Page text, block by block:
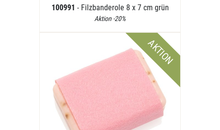
100991 - Filzbanderole 8 x 7 cm grün
Aktion -20%
AKTION